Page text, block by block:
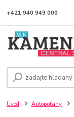
+421 940 949 000
Úvod Autopoťahy